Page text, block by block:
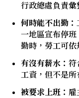
行政總處負責彙
何時能不出勤：
一地區宣布停
勤時，勞工可依
有沒有薪水： 符
工資，但不是所
被要求上班： 雇